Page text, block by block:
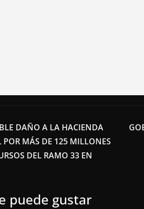
DAÑO A LA HACIENDA
POR MÁS DE 125 MILLONES
DEL RAMO 33 EN
puede gustar